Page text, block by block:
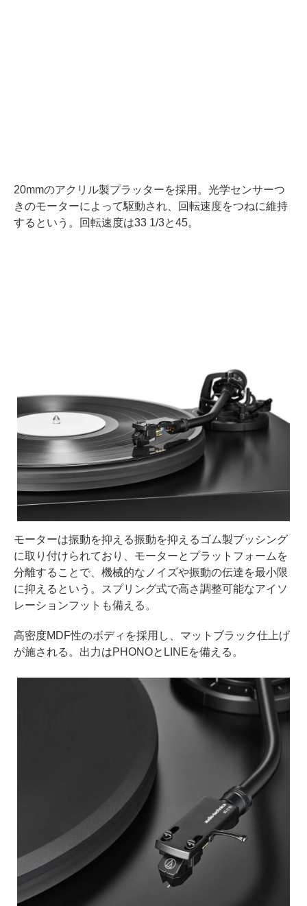
20mmのアクリル製プラッターを採用。光学センサーつ
きのモーターによって駆動され、回転速度をつねに維持
するという。回転速度は33 1/3と45。
モーターは振動を抑える振動を抑えるゴム製ブッシング
に取り付けられており、モーターとプラットフォームを
分離することで、機械的なノイズや振動の伝達を最小限
に抑えるという。スプリング式で高さ調整可能なアイソ
レーションフットも備える。
高密度MDF性のボディを採用し、マットブラック仕上げ
が施される。出力はPHONOとLINEを備える。